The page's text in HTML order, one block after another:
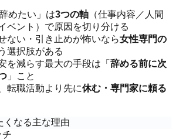
めたい」は3つの軸 （仕事内容／人間
ベント）で原因を切り分ける
ない・引き止めが怖いなら女性専門の
選択肢がある
を減らす最大の手段は「 辞める前に次
」こと
転職活動より先に休む・専門家に頼る
くなる主な理由
チ